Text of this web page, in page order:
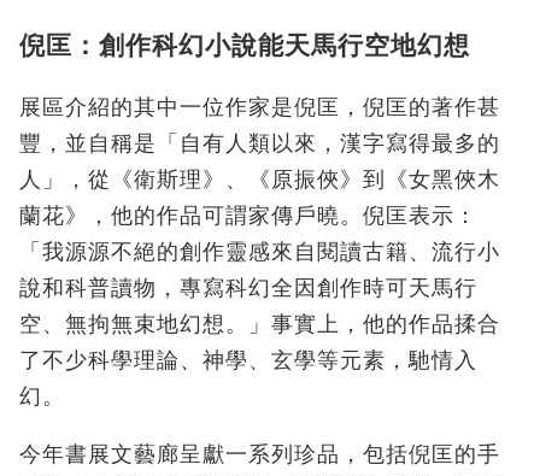
倪匡：創作科幻小說能天馬行空地幻想
展區介紹的其中一位作家是倪匡，倪匡的著作甚
豐，並自稱是「自有人類以來，漢字寫得最多的
人」，從《衛斯理》、《原振俠》到《女黑俠木
蘭花》，他的作品可謂家傳戶曉。倪匡表示：
「我源源不絕的創作靈感來自閱讀古籍、流行小
說和科普讀物，專寫科幻全因創作時可天馬行
空、無拘無束地幻想。」事實上，他的作品揉合
了不少科學理論、神學、玄學等元素，馳情入
幻。
今年書展文藝廊呈獻一系列珍品，包括倪匡的手